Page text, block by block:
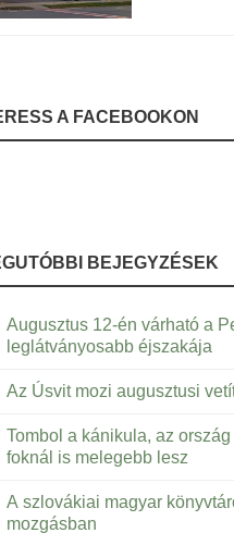
A FACEBOOKON
BEJEGYZÉSEK
Augusztus 12-én várható a
leglátványosabb éjszakája
Az Úsvit mozi augusztusi
Tombol a kánikula, az
foknál is melegebb lesz
A szlovákiai magyar
mozgásban